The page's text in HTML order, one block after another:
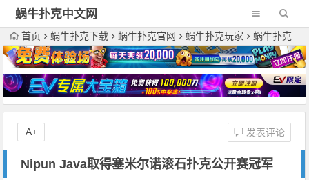
蜗牛扑克中文网
首页 蜗牛扑克下载 蜗牛扑克官网 蜗牛扑克玩家 蜗牛扑克资讯
Nipun Java取得塞米尔诺滚石扑克公开赛冠军
发表评论
A+